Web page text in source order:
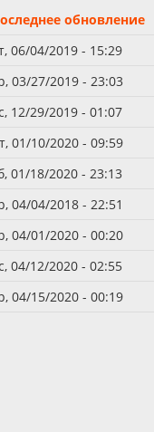
обновление
06/04/2019 - 15:29
03/27/2019 - 23:03
12/29/2019 - 01:07
01/10/2020 - 09:59
01/18/2020 - 23:13
04/04/2018 - 22:51
04/01/2020 - 00:20
04/12/2020 - 02:55
04/15/2020 - 00:19